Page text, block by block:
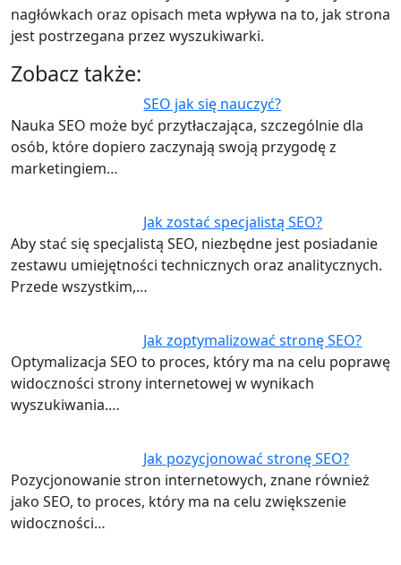
nagłówkach oraz opisach meta wpływa na to, jak strona
jest postrzegana przez wyszukiwarki.
Zobacz także:
SEO jak się nauczyć?
Nauka SEO może być przytłaczająca, szczególnie dla
osób, które dopiero zaczynają swoją przygodę z
marketingiem…
Jak zostać specjalistą SEO?
Aby stać się specjalistą SEO, niezbędne jest posiadanie
zestawu umiejętności technicznych oraz analitycznych.
Przede wszystkim,…
Jak zoptymalizować stronę SEO?
Optymalizacja SEO to proces, który ma na celu poprawę
widoczności strony internetowej w wynikach
wyszukiwania.…
Jak pozycjonować stronę SEO?
Pozycjonowanie stron internetowych, znane również
jako SEO, to proces, który ma na celu zwiększenie
widoczności…